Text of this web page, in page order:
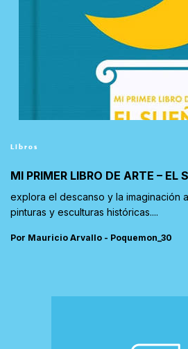
Libros
MI PRIMER LIBRO DE ARTE – EL
explora el descanso y la imaginación
pinturas y esculturas históricas....
Por Mauricio Arvallo - Poquemon_30